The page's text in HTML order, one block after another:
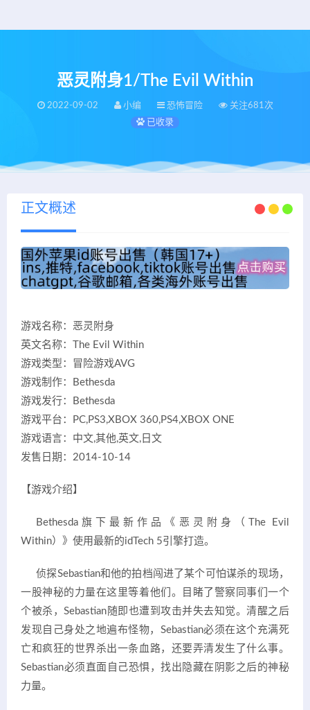
恶灵附身1/The Evil Within
2022-09-02 小编 恐怖冒险
关注681次
已收录
正文概述
游戏名称：恶灵附身
英文名称：The Evil Within
游戏类型：冒险游戏AVG
游戏制作：Bethesda
游戏发行：Bethesda
游戏平台：PC,PS3,XBOX 360,PS4,XBOX ONE
游戏语言：中文,其他,英文,日文
发售日期：2014-10-14
【游戏介绍】
Bethesda旗下最新作品《恶灵附身（The Evil
Within）》使用最新的idTech 5引擎打造。
侦探Sebastian和他的拍档闯进了某个可怕谋杀的现场，
一股神秘的力量在这里等着他们。目睹了警察同事们一个
个被杀，Sebastian随即也遭到攻击并失去知觉。清醒之后
发现自己身处之地遍布怪物，Sebastian必须在这个充满死
亡和疯狂的世界杀出一条血路，还要弄清发生了什么事。
Sebastian必须直面自己恐惧，找出隐藏在阴影之后的神秘
力量。